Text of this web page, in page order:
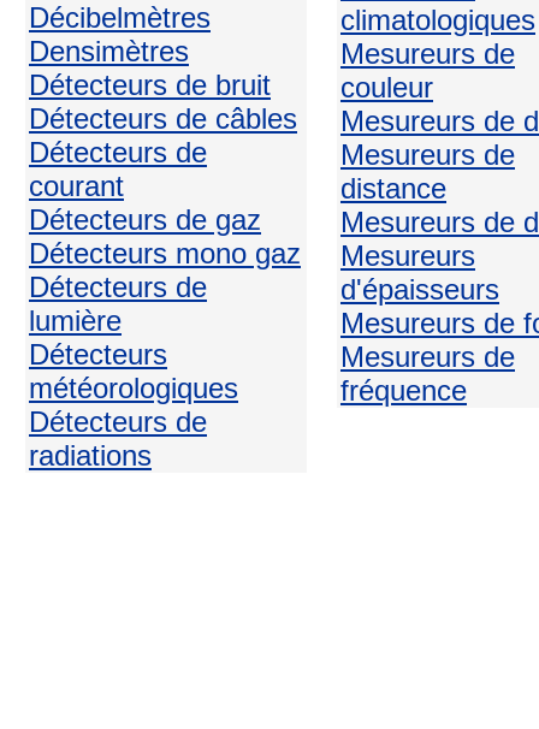
Décibelmètres
Densimètres
Détecteurs de bruit
Détecteurs de câbles
Détecteurs de
courant
Détecteurs de gaz
Détecteurs mono gaz
Détecteurs de
lumière
Détecteurs
météorologiques
Détecteurs de
radiations
climatologiques
Mesureurs de
couleur
Mesureurs de
Mesureurs de
distance
Mesureurs de
Mesureurs
d'épaisseurs
Mesureurs de
Mesureurs de
fréquence